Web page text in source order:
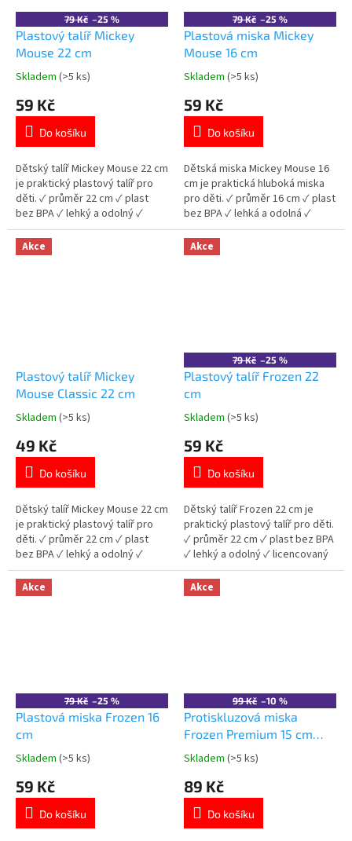
79 Kč –25 %
Plastový talíř Mickey
Mouse 22 cm
Průměrné
produktu
5,0
5
hvězdiček.
Skladem (>5 ks)
59 Kč
Do košíku
Dětský talíř Mickey Mouse 22 cm
je praktický plastový talíř pro
děti. ✓ průměr 22 cm ✓ plast
bez BPA ✓ lehký a odolný ✓
licencovaný motiv Mickey
Mouse 👉 Více produktů Mickey
Mouse
79 Kč –25 %
Plastová miska Mickey
Mouse 16 cm
Průměrné
produktu
5,0
5
hvězdiček.
Skladem (>5 ks)
59 Kč
Do košíku
Dětská miska Mickey Mouse 16
cm je praktická hluboká miska
pro děti. ✓ průměr 16 cm ✓ plast
bez BPA ✓ lehká a odolná ✓
licencovaný motiv Mickey
Mouse 👉 Více produktů Mickey
Mouse
Akce
Plastový talíř Mickey
Mouse Classic 22 cm
Průměrné
produktu
5,0
5
hvězdiček.
Skladem (>5 ks)
49 Kč
Do košíku
Dětský talíř Mickey Mouse 22 cm
je praktický plastový talíř pro
děti. ✓ průměr 22 cm ✓ plast
bez BPA ✓ lehký a odolný ✓
licencovaný motiv Mickey
Mouse 👉 Více produktů Mickey
Mouse
Akce
79 Kč –25 %
Plastový talíř Frozen 22
cm
Průměrné
produktu
5,0
5
hvězdiček.
Skladem (>5 ks)
59 Kč
Do košíku
Dětský talíř Frozen 22 cm je
praktický plastový talíř pro děti.
✓ průměr 22 cm ✓ plast bez BPA
✓ lehký a odolný ✓ licencovaný
motiv Frozen 👉 Více produktů
Frozen
Akce
79 Kč –25 %
Plastová miska Frozen 16
cm
Průměrné
produktu
5,0
Skladem (>5 ks)
59 Kč
Do košíku
Akce
99 Kč –10 %
Protiskluzová miska
Frozen Premium 15 cm
plastová
Průměrné
produktu
5,0
Skladem (>5 ks)
89 Kč
Do košíku